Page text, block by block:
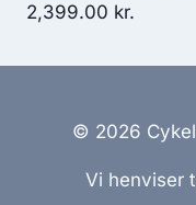
2,399.00 kr.
© 2026
Vi henviser